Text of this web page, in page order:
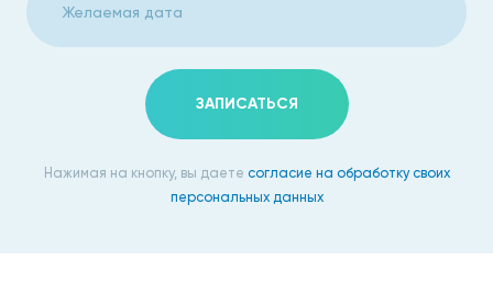
ЗАПИСАТЬСЯ
Нажимая на кнопку, вы даете согласие на обработку своих
персональных данных